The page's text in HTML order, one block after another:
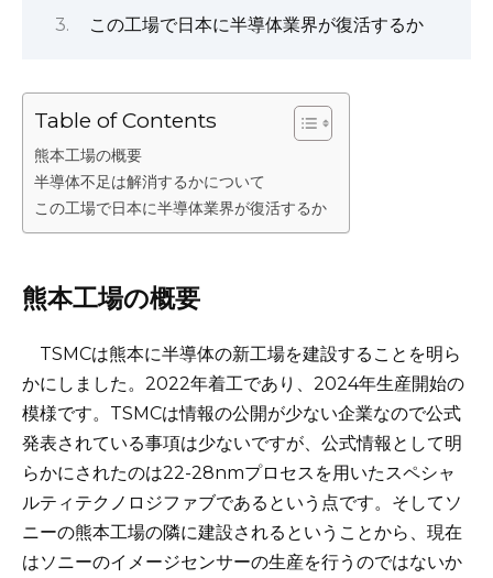
この工場で日本に半導体業界が復活するか
Table of Contents
熊本工場の概要
半導体不足は解消するかについて
この工場で日本に半導体業界が復活するか
熊本工場の概要
TSMCは熊本に半導体の新工場を建設することを明ら
かにしました。2022年着工であり、2024年生産開始の
模様です。TSMCは情報の公開が少ない企業なので公式
発表されている事項は少ないですが、公式情報として明
らかにされたのは22-28nmプロセスを用いたスペシャ
ルティテクノロジファブであるという点です。そしてソ
ニーの熊本工場の隣に建設されるということから、現在
はソニーのイメージセンサーの生産を行うのではないか